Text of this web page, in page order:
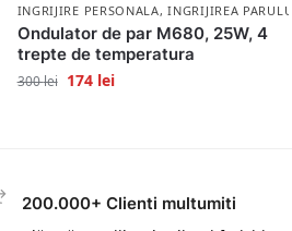
INGRIJIRE PERSONALA,INGRIJIREA PARULUI
Ondulator de par M680, 25W, 4
trepte de temperatura
300lei 174 lei
200.000+ Clienti multumiti